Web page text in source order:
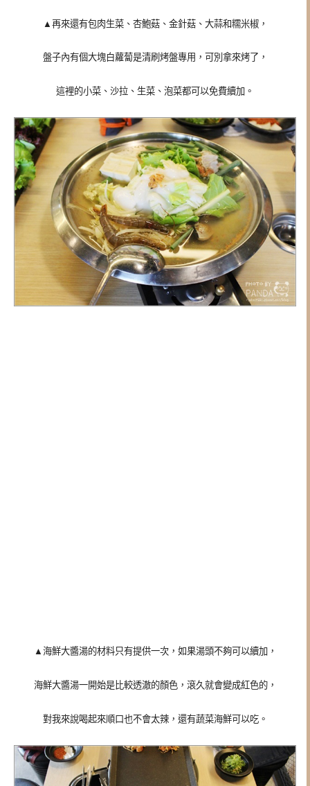
▲再來還有包肉生菜、杏鮑菇、金針菇、大蒜和糯米椒，
盤子內有個大塊白蘿蔔是清刷烤盤專用，可別拿來烤了，
這裡的小菜、沙拉、生菜、泡菜都可以免費續加。
▲海鮮大醬湯的材料只有提供一次，如果湯頭不夠可以續加，
海鮮大醬湯一開始是比較透澈的顏色，滾久就會變成紅色的，
對我來說喝起來順口也不會太辣，還有蔬菜海鮮可以吃。